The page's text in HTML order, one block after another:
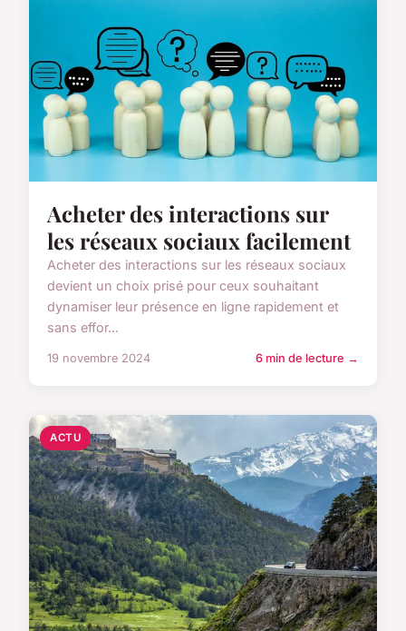
Acheter des interactions sur
les réseaux sociaux facilement
Acheter des interactions sur les réseaux sociaux
devient un choix prisé pour ceux souhaitant
dynamiser leur présence en ligne rapidement et
sans effor...
19 novembre 2024 6 min de lecture →
ACTU